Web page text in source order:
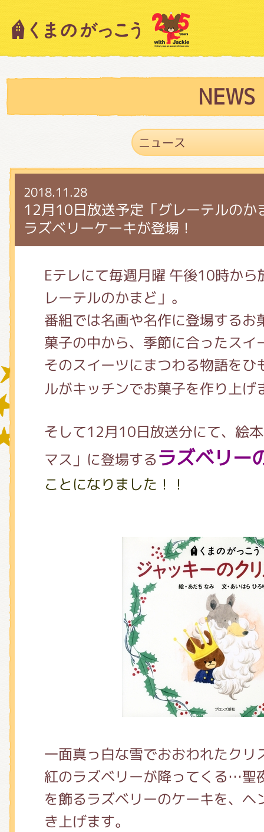
NEWS
2018.11.28
12月10日放送予定「グレーテルのか
ラズベリーケーキが登場！
Eテレにて毎週月曜 午後10時か
レーテルのかまど」。
番組では名画や名作に登場するお
菓子の中から、季節に合ったスイ
そのスイーツにまつわる物語をひ
ルがキッチンでお菓子を作り上げ
そして12月10日放送分にて、絵
マス」に登場するラズベリー
ことになりました！！
一面真っ白な雪でおおわれたクリ
紅のラズベリーが降ってくる…聖
を飾るラズベリーのケーキを、ヘ
き上げます。
キャラクター紹介
スタッフブログ
絵本・作家紹介
グッズインフォメーション
ミュージカル・コンサート
おたのしみコンテンツ(クイズ・
チア ジャッキーズ！
くまのがっこう しょくいんしつ
くまのがっこう 家庭科部